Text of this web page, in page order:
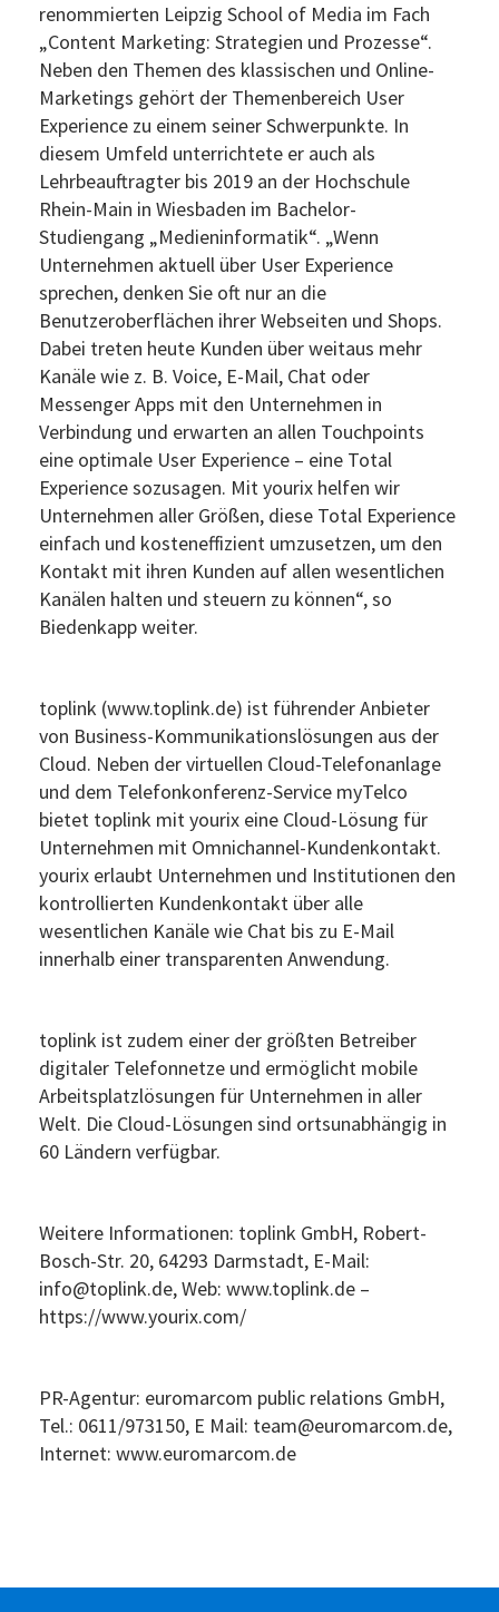
renommierten Leipzig School of Media im Fach
„Content Marketing: Strategien und Prozesse“.
Neben den Themen des klassischen und Online-
Marketings gehört der Themenbereich User
Experience zu einem seiner Schwerpunkte. In
diesem Umfeld unterrichtete er auch als
Lehrbeauftragter bis 2019 an der Hochschule
Rhein-Main in Wiesbaden im Bachelor-
Studiengang „Medieninformatik“. „Wenn
Unternehmen aktuell über User Experience
sprechen, denken Sie oft nur an die
Benutzeroberflächen ihrer Webseiten und Shops.
Dabei treten heute Kunden über weitaus mehr
Kanäle wie z. B. Voice, E-Mail, Chat oder
Messenger Apps mit den Unternehmen in
Verbindung und erwarten an allen Touchpoints
eine optimale User Experience – eine Total
Experience sozusagen. Mit yourix helfen wir
Unternehmen aller Größen, diese Total Experience
einfach und kosteneffizient umzusetzen, um den
Kontakt mit ihren Kunden auf allen wesentlichen
Kanälen halten und steuern zu können“, so
Biedenkapp weiter.
toplink (www.toplink.de) ist führender Anbieter
von Business-Kommunikationslösungen aus der
Cloud. Neben der virtuellen Cloud-Telefonanlage
und dem Telefonkonferenz-Service myTelco
bietet toplink mit yourix eine Cloud-Lösung für
Unternehmen mit Omnichannel-Kundenkontakt.
yourix erlaubt Unternehmen und Institutionen den
kontrollierten Kundenkontakt über alle
wesentlichen Kanäle wie Chat bis zu E-Mail
innerhalb einer transparenten Anwendung.
toplink ist zudem einer der größten Betreiber
digitaler Telefonnetze und ermöglicht mobile
Arbeitsplatzlösungen für Unternehmen in aller
Welt. Die Cloud-Lösungen sind ortsunabhängig in
60 Ländern verfügbar.
Weitere Informationen: toplink GmbH, Robert-
Bosch-Str. 20, 64293 Darmstadt, E-Mail:
info@toplink.de, Web: www.toplink.de –
https://www.yourix.com/
PR-Agentur: euromarcom public relations GmbH,
Tel.: 0611/973150, E Mail: team@euromarcom.de,
Internet: www.euromarcom.de